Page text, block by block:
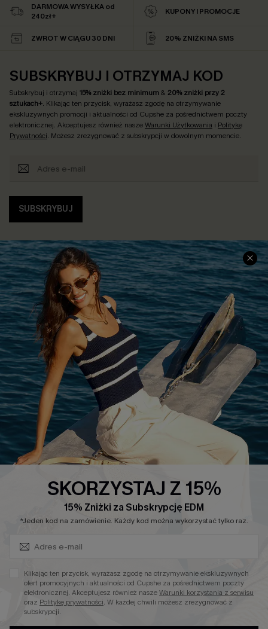
DARMOWA WYSYŁKA od
240zł+
KUPONY I PROMOCJE
ZWROT W CIĄGU 30 DNI 20% ZNIŻKI NA SMS
SUBSKRYBUJ I OTRZYMAJ KOD
Subskrybuj i otrzymaj 15% zniżki bez minimum& 20% zniżki przy 2
sztukach+. Klikając ten przycisk, wyrażasz zgodę na otrzymywanie
ekskluzywnych promocji i aktualności od Cupshe za pośrednictwem poczty
elektronicznej. Akceptujesz również naszeWarunki Użytkowania i Politykę
Prywatności. Możesz zrezygnować z subskrypcji w dowolnym momencie.
SUBSKRYBUJ
INFORMACJE O FIRMIE
O NAS
Opinie Klientów
Polityka Prywatności
Warunki & Zasady
Łańcuch Dostaw Cupshe
20% Zniżki na SMS
CENTRUM SERWISOWE
Informacje o Wysyłce
Jak Śledzić
Polityka Zwrotów
Rozpocznij Zwrot
Informacje o Rozmiarach
FAQS
Kontakt z Nami
POPULARNA KOLEKCJA
Modne Sukienki
Kontroli Brzucha
Wysokim Stanem
SKORZYSTAJ Z 15%
15% Zniżki za Subskrypcję EDM
*Jeden kod na zamówienie. Każdy kod można wykorzystać tylko raz.
Klikając ten przycisk, wyrażasz zgodę na otrzymywanie ekskluzywnych
ofert promocyjnych i aktualności od Cupshe za pośrednictwem poczty
elektronicznej. Akceptujesz również naszeWarunki korzystania z serwisu
oraz Politykę prywatności. W każdej chwili możesz zrezygnować z
subskrypcji.